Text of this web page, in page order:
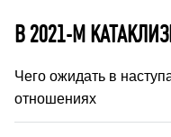
В 2021-М
Чего ожидать в
отношениях